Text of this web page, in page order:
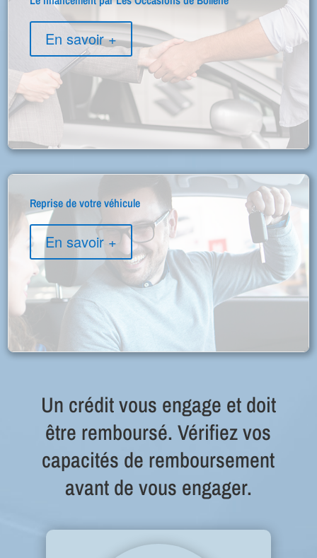
En savoir +
Reprise de votre véhicule
En savoir +
Un crédit vous engage et doit
être remboursé. Vérifiez vos
capacités de remboursement
avant de vous engager.